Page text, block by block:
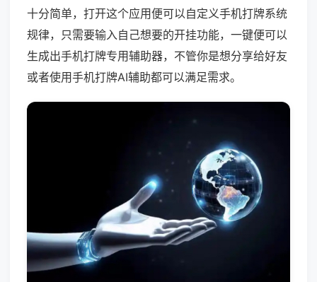
十分简单，打开这个应用便可以自定义手机打牌系统
规律，只需要输入自己想要的开挂功能，一键便可以
生成出手机打牌专用辅助器，不管你是想分享给好友
或者使用手机打牌AI辅助都可以满足需求。